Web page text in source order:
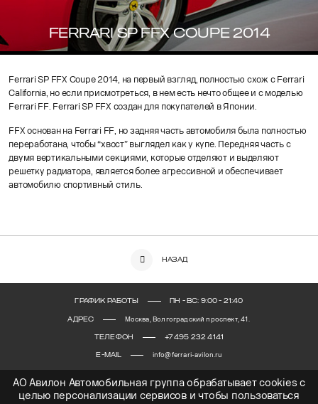
FERRARI SP FFX COUPE 2014
Ferrari SP FFX Coupe 2014, на первый взгляд, полностью схож с Ferrari
California, но если присмотреться, в нем есть нечто общее и с моделью
Ferrari FF. Ferrari SP FFX создан для покупателей в Японии.
FFX основан на Ferrari FF, но задняя часть автомобиля была полностью
переработана, чтобы “хвост” выглядел как у купе. Передняя часть с
двумя вертикальными секциями, которые отделяют и выделяют
решетку радиатора, является более агрессивной и обеспечивает
автомобилю спортивный стиль.
Назад
ГРАФИК РАБОТЫ ПН - ВС: 9:00 - 21:40
АДРЕС Москва, Волгоградский проспект, 41.
ТЕЛЕФОН +7 495 232 4141
E-MAIL info@ferrari-avilon.ru
АО Авилон Автомобильная группа обрабатывает cookies с
целью персонализации сервисов и чтобы пользоваться